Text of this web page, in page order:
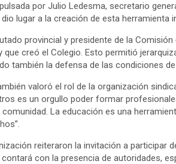
por Julio Ledesma, secretario
lugar a la creación de esta herramienta
provincial y presidente de la
que creó el Colegio. Esto permitió
también la defensa de las condiciones de
valoró el rol de la organización
es un orgullo poder formar
La educación es una
reiteraron la invitación a participar
con la presencia de autoridades,